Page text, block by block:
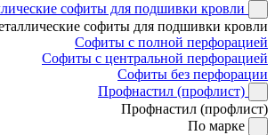
софиты для подшивки кровли
софиты для подшивки кровли
Софиты с полной перфорацией
Софиты с центральной перфорацией
Софиты без перфорации
Профнастил (профлист)
Профнастил (профлист)
По марке